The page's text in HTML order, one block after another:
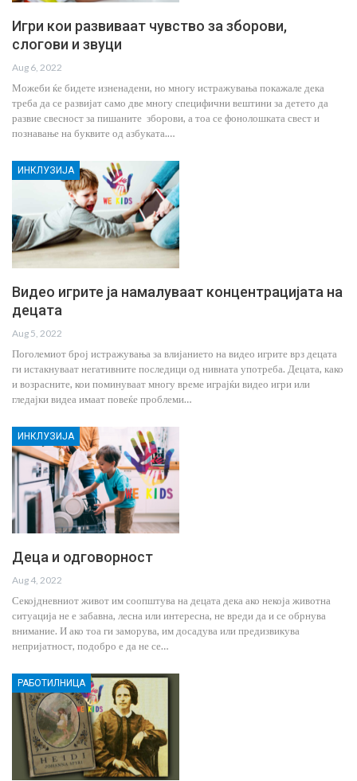
Игри кои развиваат чувство за зборови,
слогови и звуци
Aug 6, 2022
Можеби ќе бидете изненадени, но многу истражувања покажале дека
треба да се развијат само две многу специфични вештини за детето да
развие свесност за пишаните зборови, а тоа се фонолошката свест и
познавање на буквите од азбуката.…
ИНКЛУЗИЈА
Видео игрите ја намалуваат концентрацијата на
децата
Aug 5, 2022
Поголемиот број истражувања за влијанието на видео игрите врз децата
ги истакнуваат негативните последици од нивната употреба. Децата, како
и возрасните, кои поминуваат многу време играјќи видео игри или
гледајки видеа имаат повеќе проблеми…
ИНКЛУЗИЈА
Деца и одговорност
Aug 4, 2022
Секојдневниот живот им соопштува на децата дека ако некоја животна
ситуација не е забавна, лесна или интересна, не вреди да и се обрнува
внимание. И ако тоа ги заморува, им досадува или предизвикува
непријатност, подобро е да не се…
РАБОТИЛНИЦА